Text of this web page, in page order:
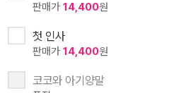
판매가 14,400원
첫 인사
판매가 14,400원
코코와 아기양말